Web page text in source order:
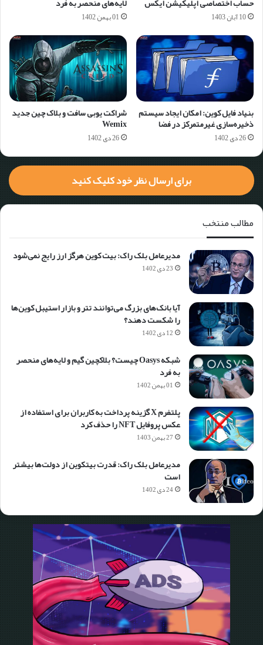
10 آبان 1403 01 بهمن 1402
بنیاد فایل کوین: امکان ایجاد سیستم
ذخیره‌سازی غیرمتمرکز در فضا
26 دی 1402
شراکت یوبی سافت و بلاک چین جدید
Wemix
26 دی 1402
برای ارسال نظر خود کلیک کنید
مطالب منتخب
مدیرعامل بلک راک: بیت کوین هرگز ارز رایج نمی‌شود
23 دی 1402
آیا بانک‌های بزرگ می‌توانند تتر و بازار استیبل کوین‌ها
را شکست دهند؟
12 دی 1402
شبکه Oasys چیست؟ بلاکچین گیم و لایه‌های منحصر
به فرد
01 بهمن 1402
پلتفرم X گزینه پرداخت به کاربران برای استفاده از
عکس پروفایل NFT را حذف کرد
27 بهمن 1403
مدیرعامل بلک راک: قدرت بیتکوین از دولت‌ها بیشتر
است
24 دی 1402